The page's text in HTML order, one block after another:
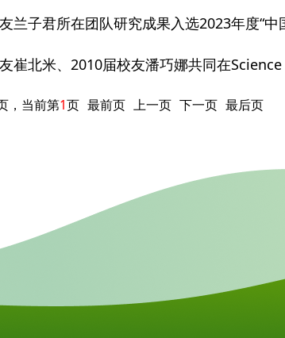
兰子君所在团队研究成果入选2023年度“中
崔北米、2010届校友潘巧娜共同在
，当前第1页 最前页 上一页 下一页 最后页